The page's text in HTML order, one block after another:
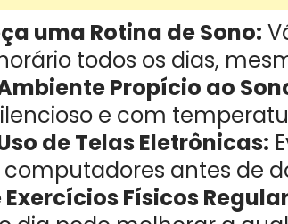
uma Rotina de Sono:
todos os dias,
Propício ao
e com
de Telas Eletrônicas:
antes de
Físicos